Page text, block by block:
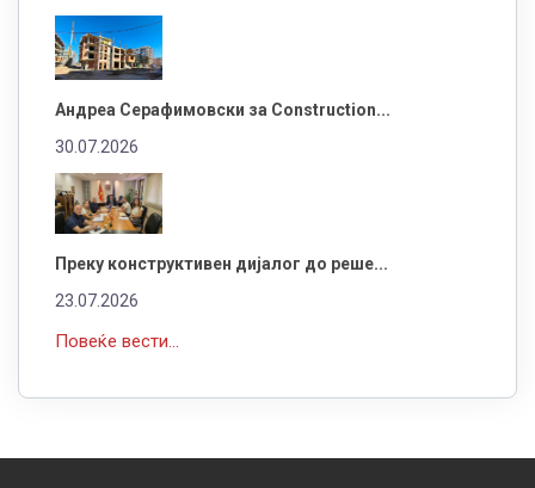
Андреа Серафимовски за Construction...
30.07.2026
Преку конструктивен дијалог до реше...
23.07.2026
Повеќе вести...